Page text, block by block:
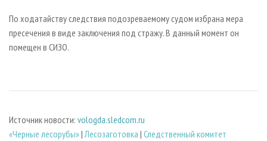
По ходатайству следствия подозреваемому судом избрана мера
пресечения в виде заключения под стражу. В данный момент он
помещен в СИЗО.
Источник новости: vologda.sledcom.ru
«Черные лесорубы»|Лесозаготовка | Следственный комитет